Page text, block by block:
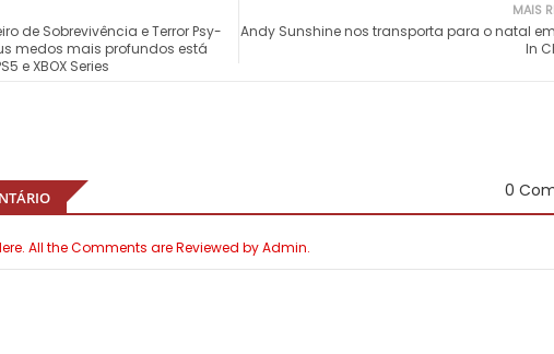
MAIS
Andy Sunshine nos transporta para o natal em
In
de Sobrevivência e Terror Psy-
medos mais profundos está
e XBOX Series
0
All the Comments are Reviewed by Admin.